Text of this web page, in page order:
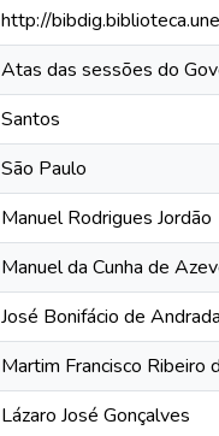
http://
Atas das sessões do
Santos
São Paulo
Manuel Rodrigues Jordão
Manuel da Cunha de
José Bonifácio de
Martim Francisco Ribeiro
Lázaro José Gonçalves